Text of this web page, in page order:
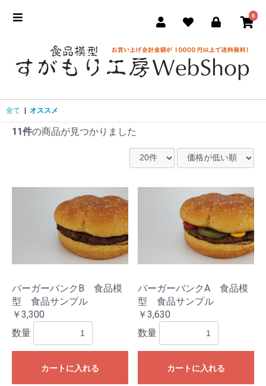
0
全て | オススメ
11件の商品が見つかりました
バーガーバンクB 食品模
型 食品サンプル
￥3,300
数量
カートに入れる
バーガーバンクA 食品模
型 食品サンプル
￥3,630
数量
カートに入れる